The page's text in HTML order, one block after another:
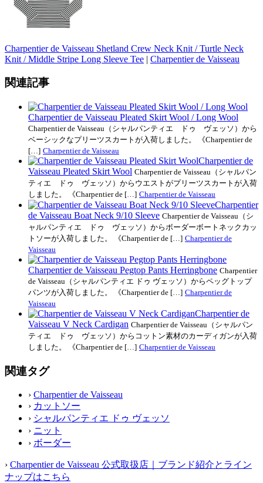
Charpentier de Vaisseau Shetland Crew Neck Knit / Turtle Neck
Knit / Middle Stripe Long Sleeve Tee | Charpentier de Vaisseau
関連記事
Charpentier de Vaisseau Pleated Skirt Wool / Long Wool
Charpentier de Vaisseau（シャルパンティエ ドゥ ヴェッソ）から
ベーシックなプリーツスカートが入荷しました。 《Charpentier de
[…] Charpentier de Vaisseau
Charpentier de
Vaisseau Pleated Skirt Wool Charpentier de Vaisseau（シャルパン
ティエ ドゥ ヴェッソ）からウエストがプリーツスカートが入荷
しました。 《Charpentier de […] Charpentier de Vaisseau
Charpentier
de Vaisseau Boat Neck 9/10 Sleeve Charpentier de Vaisseau（シ
ャルパンティエ ドゥ ヴェッソ）からボーダーボートネックカッ
トソーが入荷しました。 《Charpentier de […] Charpentier de
Vaisseau
Charpentier de Vaisseau Pegtop Pants Herringbone Charpentier
de Vaisseau（シャルパンティエ ドゥ ヴェッソ）からペッグトップ
パンツが入荷しました。 《Charpentier de […] Charpentier de
Vaisseau
Charpentier de
Vaisseau V Neck Cardigan Charpentier de Vaisseau（シャルパン
ティエ ドゥ ヴェッソ）からコットン素材のカーディガンが入荷
しました。 《Charpentier de […] Charpentier de Vaisseau
関連タグ
› Charpentier de Vaisseau
› カットソー
› シャルパンティエ ドゥ ヴェッソ
› ニット
› ボーダー
› Charpentier de Vaisseau 公式取扱店｜ブランド紹介とライン
ナップはこちら